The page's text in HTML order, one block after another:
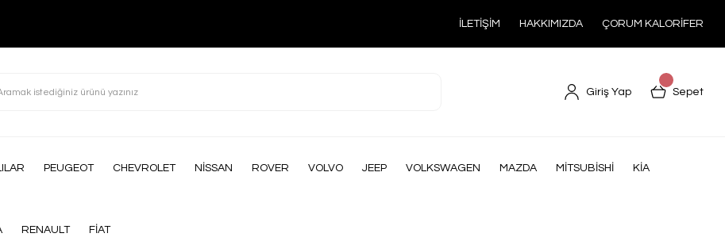
İLETİŞİM HAKKIMIZDA ÇORUM KALORİFER
Giriş Yap Sepet
PEUGEOT CHEVROLET NİSSAN ROVER VOLVO JEEP VOLKSWAGEN MAZDA MİTSUBİSHİ KİA
RENAULT FİAT